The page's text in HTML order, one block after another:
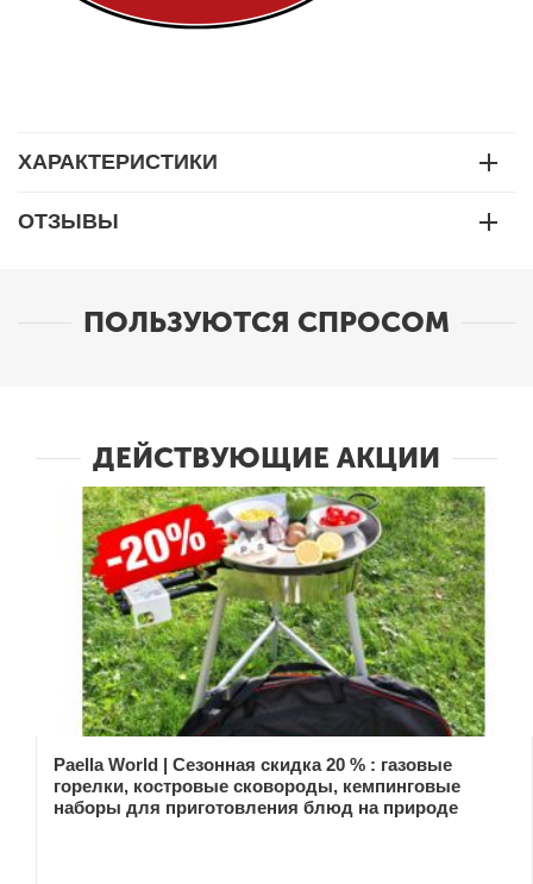
ХАРАКТЕРИСТИКИ
ОТЗЫВЫ
ПОЛЬЗУЮТСЯ СПРОСОМ
ДЕЙСТВУЮЩИЕ АКЦИИ
Paella World | Сезонная скидка 20 % : газовые
горелки, костровые сковороды, кемпинговые
наборы для приготовления блюд на природе